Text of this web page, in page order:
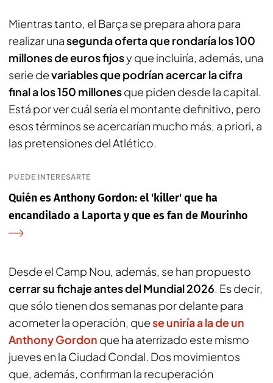
Mientras tanto, el Barça se prepara ahora para
realizar unasegunda oferta que rondaría los 100
millones de euros fijosy que incluiría, además, una
serie devariables que podrían acercar la cifra
final a los 150 millonesque piden desde la capital.
Está por ver cuál sería el montante definitivo, pero
esos términos se acercarían mucho más, a priori, a
las pretensiones del Atlético.
PUEDE INTERESARTE
Quién es Anthony Gordon: el 'killer' que ha
encandilado a Laporta y que es fan de Mourinho
Desde el Camp Nou, además, se han propuesto
cerrar su fichaje antes del Mundial 2026. Es decir,
que sólo tienen dos semanas por delante para
acometer la operación, quese uniría a la de un
Anthony Gordon que ha aterrizado este mismo
jueves en la Ciudad Condal. Dos movimientos
que, además, confirman la recuperación